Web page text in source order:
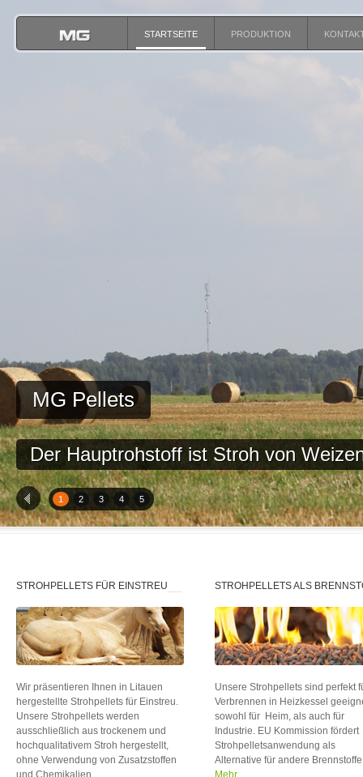
STARTSEITE PRODUKTION
1 2 3 4 5
MG Pellets
Der Hauptrohstoff ist Stroh von
STROHPELLETS FÜR EINSTREU
Wir präsentieren Ihnen in Litauen
hergestellte Strohpellets für Einstreu.
Unsere Strohpellets werden
ausschließlich aus trockenem und
hochqualitativem Stroh hergestellt,
ohne Verwendung von Zusatzstoffen
und Chemikalien.
STROHPELLETS ALS
Unsere Strohpellets sind perfekt
Verbrennen in Heizkessel
sowohl für Heim, als auch für
Industrie. EU Kommission fördert
Strohpelletsanwendung als
Alternative für andere
Mehr...